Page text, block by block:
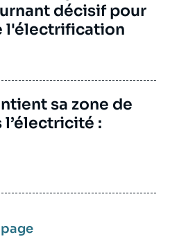
décisif pour
l'électrification
sa zone de
: